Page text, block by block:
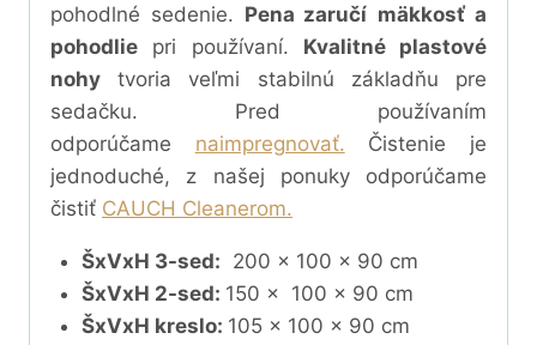
pohodlné sedenie. Pena zaručí mäkkosť a
pohodlie
pri používaní.
Kvalitné plastové
nohy
tvoria veľmi stabilnú základňu pre
sedačku. Pred používaním
odporúčame naimpregnovať. Čistenie je
jednoduché, z našej ponuky odporúčame
čistiť CAUCH Cleanerom.
ŠxVxH 3-sed: 200 x 100 x 90 cm
ŠxVxH 2-sed: 150 x 100 x 90 cm
ŠxVxH kreslo: 105 x 100 x 90 cm